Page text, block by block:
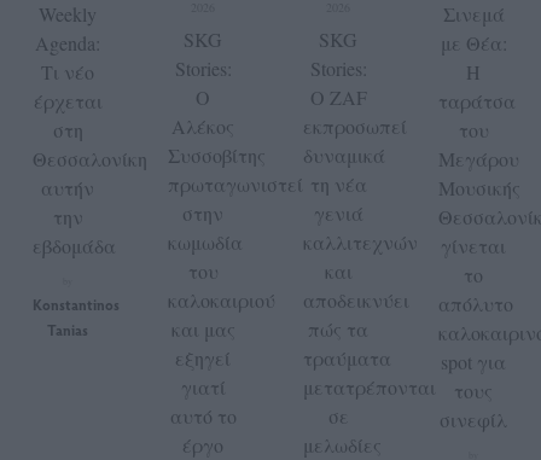
Weekly
Agenda:
Τι νέο
έρχεται
στη
Θεσσαλονίκη
αυτήν
την
εβδομάδα
Konstantinos
Tanias
SKG
Stories:
Ο
Αλέκος
Συσσοβίτης
πρωταγωνιστεί
στην
κωμωδία
του
καλοκαιριού
και μας
εξηγεί
γιατί
αυτό το
έργο
SKG
Stories:
Ο ZAF
εκπροσωπεί
δυναμικά
τη νέα
γενιά
καλλιτεχνών
και
αποδεικνύει
πώς τα
τραύματα
μετατρέπονται
σε
μελωδίες
Σινεμά
με Θέα:
Η
ταράτσα
του
Μεγάρου
Μουσικής
γίνεται
το
απόλυτο
spot για
τους
σινεφίλ